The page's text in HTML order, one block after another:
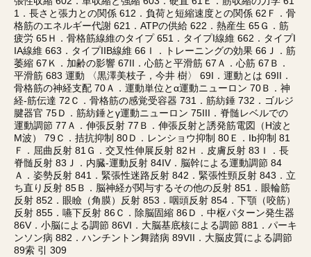
1．長さと張力との関係 612．負荷と短縮速度との関係 62Ｆ．骨
格筋のエネルギー代謝 621．ATPの供給 622．熱産生 65Ｇ．筋
疲労 65Ｈ．骨格筋線維のタイプ 651．タイプI線維 662．タイプI
IA線維 663．タイプIIB線維 66Ｉ．トレーニングの効果 66Ｊ．筋
萎縮 67Ｋ．加齢の影響 67II．心筋と平滑筋 67Ａ．心筋 67Ｂ．
平滑筋 683 運動 〈黒澤美枝子，今井 樹〉 69I．運動とは 69II．
骨格筋の神経支配 70Ａ．運動単位とα運動ニューロン 70Ｂ．神
経-筋伝達 72Ｃ．骨格筋の感覚受容器 731．筋紡錘 732．ゴルジ
腱器官 75Ｄ．筋紡錘とγ運動ニューロン 75III．脊髄レベルでの
運動調節 77Ａ．伸張反射 77Ｂ．伸張反射と誘発筋電図（H波と
M波） 79Ｃ．拮抗抑制 80Ｄ．レンショウ抑制 80Ｅ．Ib抑制 81
Ｆ．屈曲反射 81Ｇ．交叉性伸展反射 82Ｈ．皮膚反射 83Ｉ．長
脊髄反射 83Ｊ．内臓-運動反射 84IV．脳幹による運動調節 84
Ａ．姿勢反射 841．緊張性迷路反射 842．緊張性頸反射 843．立
ち直り反射 85Ｂ．脳神経が関与するその他の反射 851．眼輪筋
反射 852．眼瞼（角膜）反射 853．咽頭反射 854．下顎（咬筋）
反射 855．嚥下反射 86Ｃ．除脳固縮 86Ｄ．中枢パターン発生器
86V．小脳による調節 86VI．大脳基底核による調節 881．パーキ
ンソン病 882．ハンチントン舞踏病 89VII．大脳皮質による調節
89索 引 309